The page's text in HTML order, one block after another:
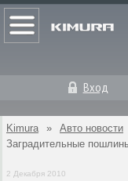
Вход
Kimura » Авто новости
Заградительные
2 Декабря 2010